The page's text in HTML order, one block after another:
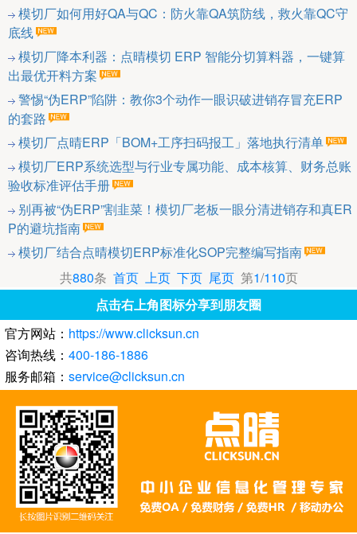
模切厂如何用好QA与QC：防火靠QA筑防线，救火靠QC守
底线
模切厂降本利器：点晴模切 ERP 智能分切算料器，一键算
出最优开料方案
警惕“伪ERP”陷阱：教你3个动作一眼识破进销存冒充ERP
的套路
模切厂点晴ERP「BOM+工序扫码报工」落地执行清单
模切厂ERP系统选型与行业专属功能、成本核算、财务总账
验收标准评估手册
别再被“伪ERP”割韭菜！模切厂老板一眼分清进销存和真ER
P的避坑指南
模切厂结合点晴模切ERP标准化SOP完整编写指南
共880条 首页 上页 下页 尾页第1/110页
点击右上角图标分享到朋友圈
官方网站： https://www.clicksun.cn
咨询热线： 400-186-1886
服务邮箱： service@clicksun.cn